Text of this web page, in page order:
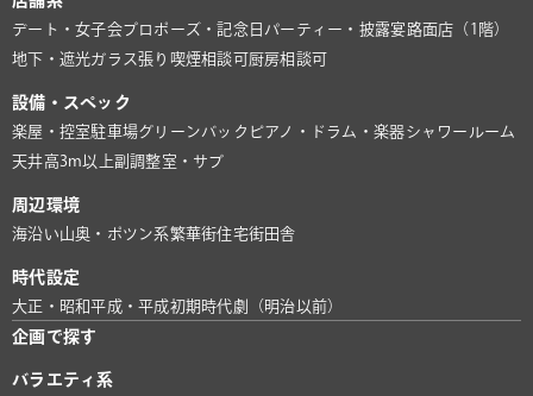
デート・女子会プロポーズ・記念日 パーティー・披露宴路面店（1階）
地下・遮光ガラス張り 喫煙相談可厨房相談可
設備・スペック
楽屋・控室駐車場グリーンバック ピアノ・ドラム・楽器シャワールーム
天井高3m以上副調整室・サブ
周辺環境
海沿い山奥・ポツン系繁華街住宅街田舎
時代設定
大正・昭和平成・平成初期時代劇（明治以前）
企画で探す
バラエティ系